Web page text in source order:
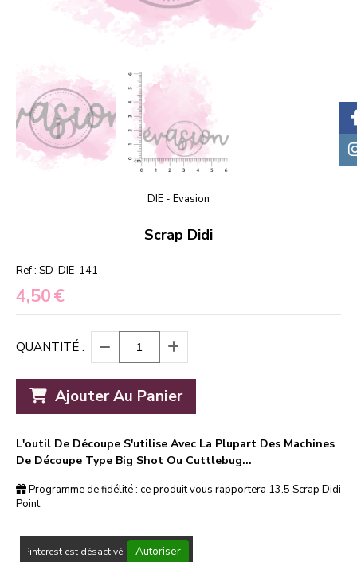
DIE - Evasion
Scrap Didi
Ref : SD-DIE-141
4,50€
QUANTITÉ :
Ajouter Au Panier
L'outil De Découpe S'utilise Avec La Plupart Des Machines
De Découpe Type Big Shot Ou Cuttlebug...
Programme de fidélité : ce produit vous rapportera 13.5 Scrap Didi
Point.
Pinterest est désactivé. Autoriser